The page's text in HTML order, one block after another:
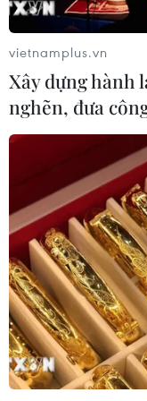
Tổng Biên tập:
Phó Tổng Biên
THỦY
Sở hữu trí tuệ
RSS
Ngôn ngữ
Dịch vụ tin
Liên hệ
vietnamplus.vn
Xây dựng hành
nghẽn, đưa